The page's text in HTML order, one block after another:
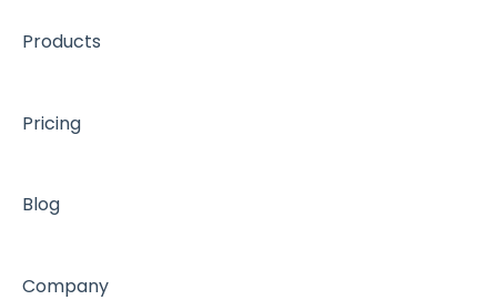
Products
Pricing
Blog
Company